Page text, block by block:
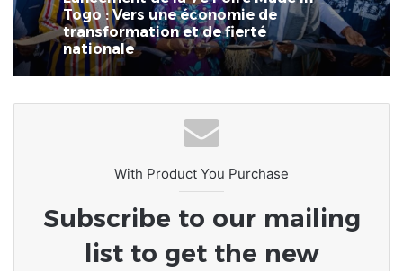
La 7ème Foire Made in Togo au
CETEF Togo 2000 bat déjà son plein
With Product You Purchase
Subscribe to our mailing
list to get the new